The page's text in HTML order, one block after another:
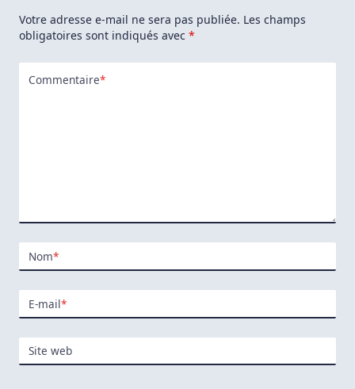
Votre adresse e-mail ne sera pas publiée. Les champs
obligatoires sont indiqués avec *
Commentaire*
Nom*
E-mail*
Site web